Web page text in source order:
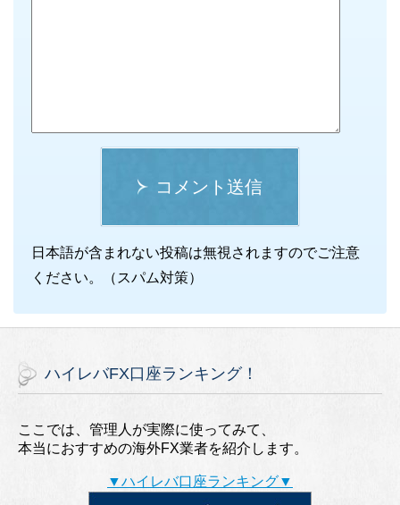
コメント送信
日本語が含まれない投稿は無視されますのでご注意
ください。（スパム対策）
ハイレバFX口座ランキング！
ここでは、管理人が実際に使ってみて、
本当におすすめの海外FX業者を紹介します。
▼ハイレバ口座ランキング▼